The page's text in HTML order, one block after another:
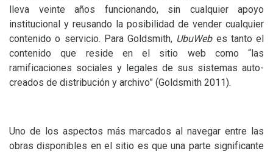
lleva veinte años funcionando, sin cualquier apoyo
institucional y reusando la posibilidad de vender cualquier
contenido o servicio. Para Goldsmith, UbuWeb es tanto el
contenido que reside en el sitio web como “las
ramificaciones sociales y legales de sus sistemas auto-
creados de distribución y archivo” (Goldsmith 2011).
Uno de los aspectos más marcados al navegar entre las
obras disponibles en el sitio es que una parte significante